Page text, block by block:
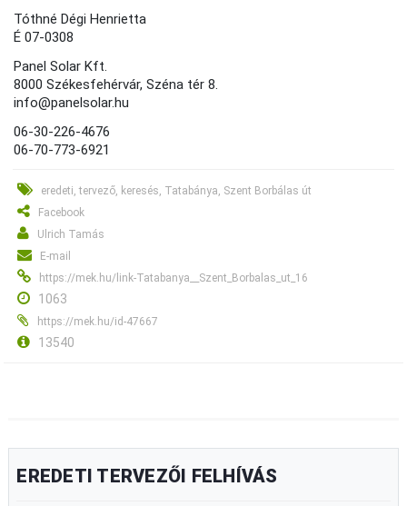
Tóthné Dégi Henrietta
É 07-0308
Panel Solar Kft.
8000 Székesfehérvár, Széna tér 8.
info@panelsolar.hu
06-30-226-4676
06-70-773-6921
eredeti, tervező, keresés, Tatabánya, Szent Borbálas út
Facebook
Ulrich Tamás
E-mail
https://mek.hu/link-Tatabanya__Szent_Borbalas_ut_16
1063
https://mek.hu/id-47667
13540
EREDETI TERVEZŐI FELHÍVÁS